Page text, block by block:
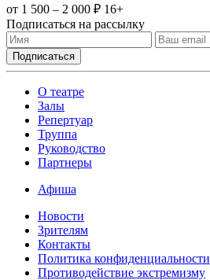
от 1 500 – 2 000 ₽ 16+
Подписаться на рассылку
О театре
Залы
Репертуар
Труппа
Руководство
Партнеры
Афиша
Новости
Зрителям
Контакты
Политика конфиденциальности
Противодействие экстремизму